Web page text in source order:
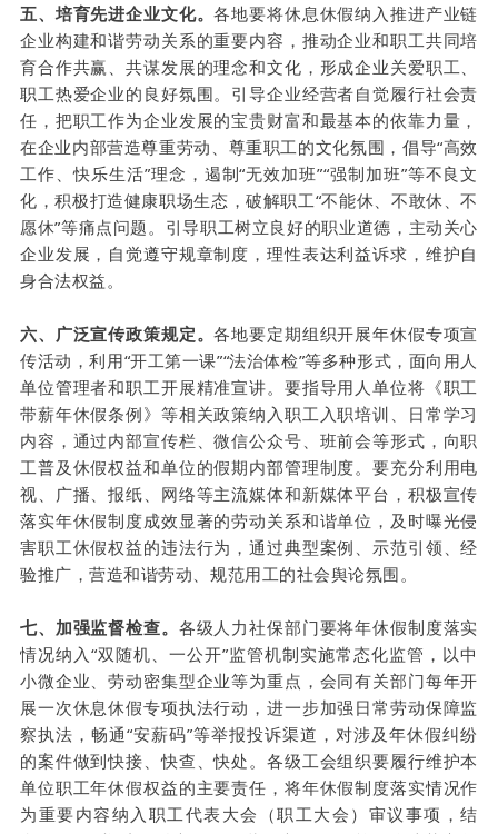
五、培育先进企业文化。各地要将休息休假纳入推进产业链
企业构建和谐劳动关系的重要内容，推动企业和职工共同培
育合作共赢、共谋发展的理念和文化，形成企业关爱职工、
职工热爱企业的良好氛围。引导企业经营者自觉履行社会责
任，把职工作为企业发展的宝贵财富和最基本的依靠力量，
在企业内部营造尊重劳动、尊重职工的文化氛围，倡导“高效
工作、快乐生活”理念，遏制“无效加班”“强制加班”等不良文
化，积极打造健康职场生态，破解职工“不能休、不敢休、不
愿休”等痛点问题。引导职工树立良好的职业道德，主动关心
企业发展，自觉遵守规章制度，理性表达利益诉求，维护自
身合法权益。
六、广泛宣传政策规定。各地要定期组织开展年休假专项宣
传活动，利用“开工第一课”“法治体检”等多种形式，面向用人
单位管理者和职工开展精准宣讲。要指导用人单位将《职工
带薪年休假条例》等相关政策纳入职工入职培训、日常学习
内容，通过内部宣传栏、微信公众号、班前会等形式，向职
工普及休假权益和单位的假期内部管理制度。要充分利用电
视、广播、报纸、网络等主流媒体和新媒体平台，积极宣传
落实年休假制度成效显著的劳动关系和谐单位，及时曝光侵
害职工休假权益的违法行为，通过典型案例、示范引领、经
验推广，营造和谐劳动、规范用工的社会舆论氛围。
七、加强监督检查。 各级人力社保部门要将年休假制度落实
情况纳入“双随机、一公开”监管机制实施常态化监管，以中
小微企业、劳动密集型企业等为重点，会同有关部门每年开
展一次休息休假专项执法行动，进一步加强日常劳动保障监
察执法，畅通“安薪码”等举报投诉渠道，对涉及年休假纠纷
的案件做到快接、快查、快处。各级工会组织要履行维护本
单位职工年休假权益的主要责任，将年休假制度落实情况作
为重要内容纳入职工代表大会（职工大会）审议事项，结